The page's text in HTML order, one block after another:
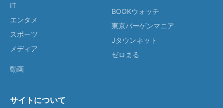
IT
エンタメ
スポーツ
メディア
動画
BOOKウォッチ
東京バーゲンマニア
Jタウンネット
ゼロまる
サイトについて